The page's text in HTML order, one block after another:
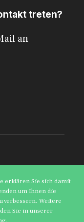
treten?
an
erklären Sie sich damit
um Ihnen die
verbessern. Weitere
Sie in unserer